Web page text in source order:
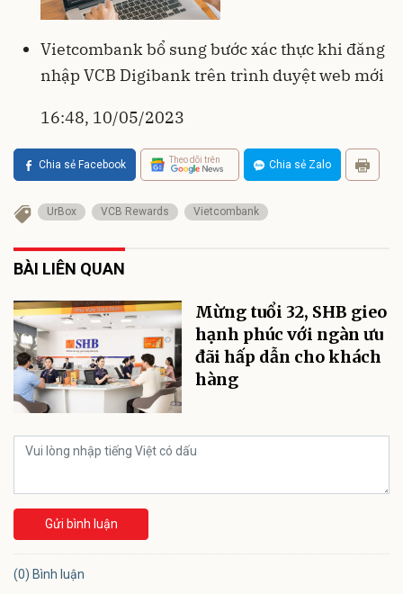
Vietcombank bổ sung bước xác thực khi đăng
nhập VCB Digibank trên trình duyệt web mới
16:48, 10/05/2023
Chia sẻ Facebook Theo dõi trên Chia sẻ Zalo
UrBox VCB Rewards Vietcombank
BÀI LIÊN QUAN
Mừng tuổi 32, SHB gieo
hạnh phúc với ngàn ưu
đãi hấp dẫn cho khách
hàng
Gửi bình luận
(0) Bình luận